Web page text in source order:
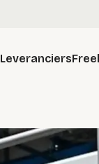
Leveranciers